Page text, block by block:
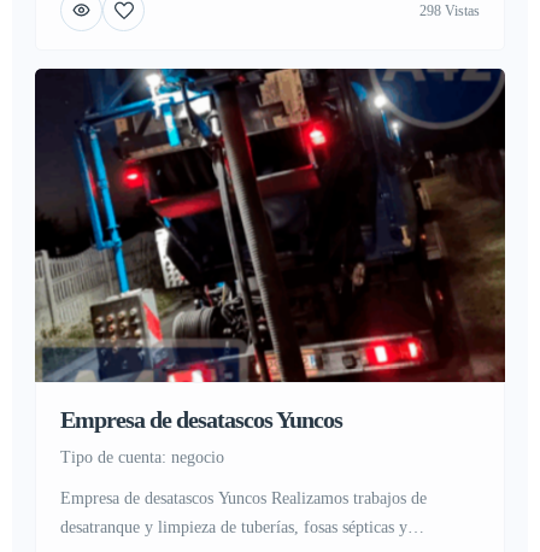
atrancos en sus hogares, industria o negocio, Nadie esta ajeno
298 Vistas
Empresa de desatascos Yuncos
tipo de cuenta: negocio
Empresa de desatascos Yuncos Realizamos trabajos de
desatranque y limpieza de tuberías, fosas sépticas y